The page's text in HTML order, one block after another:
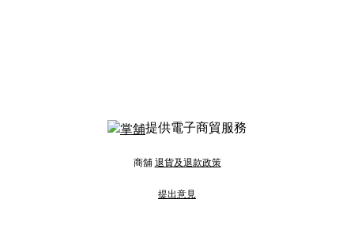
提供電子商貿服務
商舖 退貨及退款政策
提出意見